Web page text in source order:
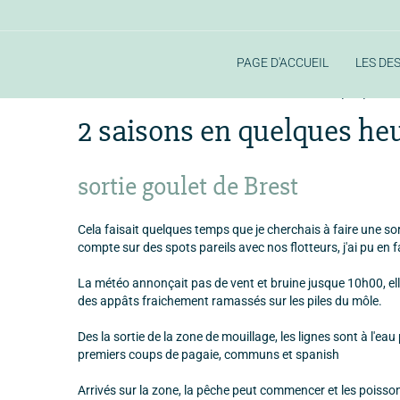
PAGE D'ACCUEIL LES
2 saisons en quelques
sortie goulet de Brest
Cela faisait quelques temps que je cherchais à faire une
compte sur des spots pareils avec nos flotteurs, j'ai pu en
La météo annonçait pas de vent et bruine jusque 10h00,
des appâts fraichement ramassés sur les piles du môle.
Des la sortie de la zone de mouillage, les lignes sont à
premiers coups de pagaie, communs et spanish
Arrivés sur la zone, la pêche peut commencer et les